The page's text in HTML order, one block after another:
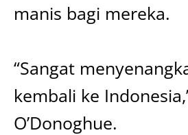
manis bagi mereka.
“Sangat
kembali ke
O’Donoghue.